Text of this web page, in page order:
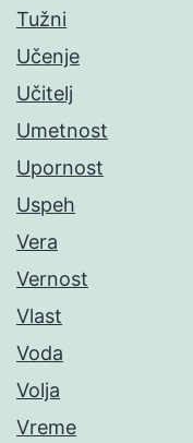
Tužni
Učenje
Učitelj
Umetnost
Upornost
Uspeh
Vera
Vernost
Vlast
Voda
Volja
Vreme